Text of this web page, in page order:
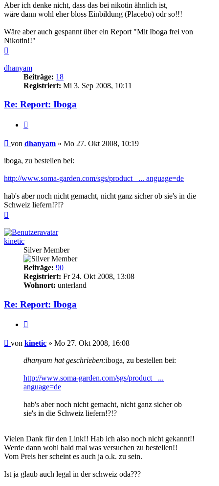
Aber ich denke nicht, dass das bei nikotin ähnlich ist,
wäre dann wohl eher bloss Einbildung (Placebo) odr so!!!
Wäre aber auch gespannt über ein Report "Mit Iboga frei von
Nikotin!!"
dhanyam
Beiträge: 18
Registriert: Mi 3. Sep 2008, 10:11
Re: Report: Iboga
Beitrag
von dhanyam » Mo 27. Okt 2008, 10:19
iboga, zu bestellen bei:
http://www.soma-garden.com/sgs/product_ ... anguage=de
hab's aber noch nicht gemacht, nicht ganz sicher ob sie's in die
Schweiz liefern!?!?
kinetic
Silver Member
Beiträge: 90
Registriert: Fr 24. Okt 2008, 13:08
Wohnort: unterland
Re: Report: Iboga
Beitrag
von kinetic » Mo 27. Okt 2008, 16:08
dhanyam hat geschrieben:iboga, zu bestellen bei:
http://www.soma-garden.com/sgs/product_ ...
anguage=de
hab's aber noch nicht gemacht, nicht ganz sicher ob
sie's in die Schweiz liefern!?!?
Vielen Dank für den Link!! Hab ich also noch nicht gekannt!!
Werde dann wohl bald mal was versuchen zu bestellen!!
Vom Preis her scheint es auch ja o.k. zu sein.
Ist ja glaub auch legal in der schweiz oda???